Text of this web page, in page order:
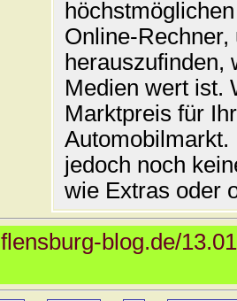
Online-
herauszufinden,
Medien wert ist.
Marktpreis für
jedoch noch
wie Extras oder
flensburg-blog.de/